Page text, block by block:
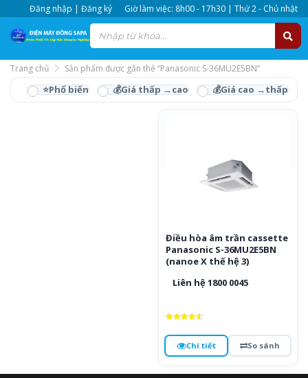
Đăng nhập | Đăng ký Giờ làm việc: 8h00 - 17h30 | Thứ 2 - Chủ nhật
Trang chủ Sản phẩm được gắn thẻ “Panasonic S-36MU2E5BN”
Panasonic S-
Điều hòa âm trần cassette
Panasonic S-36MU2E5BN
(nanoe X thế hệ 3)
Liên hệ 1800 0045
5 saoChi tiết So sánh